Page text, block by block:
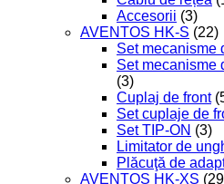
Accesorii (3)
AVENTOS HK-S (22)
Set mecanisme
Set mecanisme
(3)
Cuplaj de front
Set cuplaje de
Set TIP-ON (3)
Limitator de
Plăcuţă de
AVENTOS HK-XS